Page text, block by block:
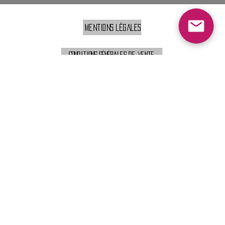
Mentions légales
Conditions générales de vente